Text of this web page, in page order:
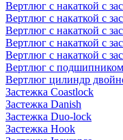
Вертлюг с накаткой с
Вертлюг с накаткой с
Вертлюг с накаткой с
Вертлюг с накаткой с
Вертлюг с накаткой с
Вертлюг с
Вертлюг цилиндр
Застежка Coastlock
Застежка Danish
Застежка Duo-lock
Застежка Hook